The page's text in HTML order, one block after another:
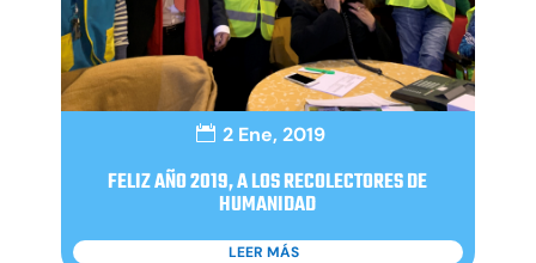
2 Ene, 2019
FELIZ AÑO 2019, A LOS RECOLECTORES DE
HUMANIDAD
LEER MÁS